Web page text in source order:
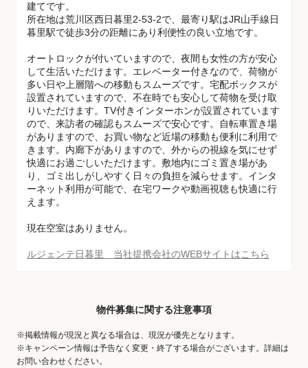
建てです。
所在地は荒川区西日暮里2-53-2で、最寄り駅はJR山手線日
暮里駅で徒歩3分の距離にあり利便性の良い立地です。
オートロックが付いていますので、夜間も女性の方が安心
して生活いただけます。エレベーター付きなので、荷物が
多い日や上層階への移動もスムーズです。宅配ボックスが
設置されていますので、不在時でも安心して荷物を受け取
りいただけます。TV付きインターホンが設置されています
ので、来訪者の確認もスムーズで安心です。自転車置き場
がありますので、お買い物など近場の移動も便利に利用で
きます。内廊下がありますので、外からの視線を気にせず
快適にお過ごしいただけます。敷地内にゴミ置き場があ
り、ゴミ出しがしやすく日々の負担を減らせます。インタ
ーネット利用が可能で、在宅ワークや動画視聴も快適に行
えます。
現在空室はありません。
ルジェンテ日暮里 当社提携会社のWEBサイトはこちら
物件募集に関する注意事項
※掲載情報が現況と異なる場合は、現況が優先となります。
※キャンペーン情報は予告なく変更・終了する場合がございます。詳細は
お問い合わせください。